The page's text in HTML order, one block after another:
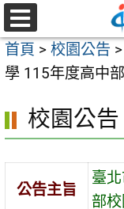
跳
至
主
要
容
選
單
首頁 > 校園公告 >
學 115年度高中
校園公告
公告主旨
臺
部